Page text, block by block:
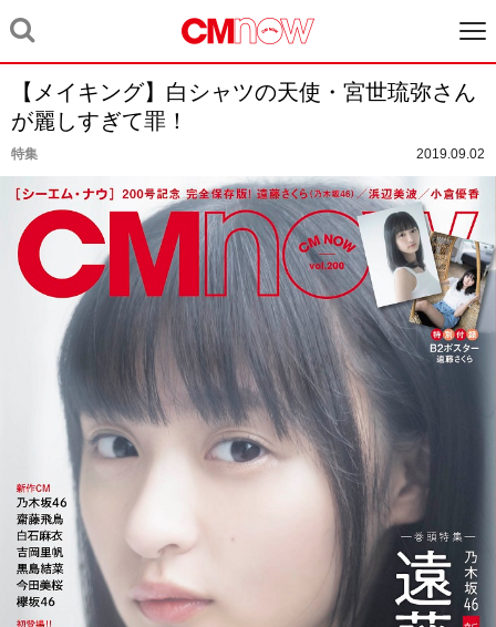
【メイキング】白シャツの天使・宮世琉弥さん
が麗しすぎて罪！
特集 2019.09.02